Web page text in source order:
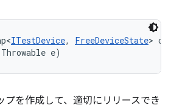
ITestDevice, FreeDeviceState>
e)
プを作成して、適切にリリースでき